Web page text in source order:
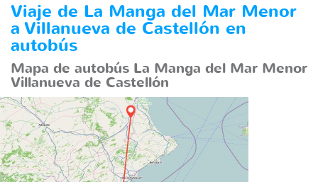
Viaje de La Manga del Mar Menor
a Villanueva de Castellón en
autobús
Mapa de autobús La Manga del Mar Menor
Villanueva de Castellón